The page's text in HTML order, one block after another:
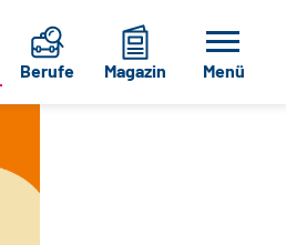
Berufe Magazin Menü